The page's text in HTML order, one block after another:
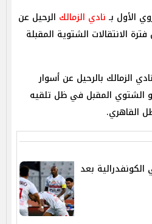
الأول بـ نادي الزمالك الرحيل عن
الانتقالات الشتوية المقبلة
الزمالك بالرحيل عن أسوار
الشتوي المقبل في ظل تلقيه
القاهري.
بعد